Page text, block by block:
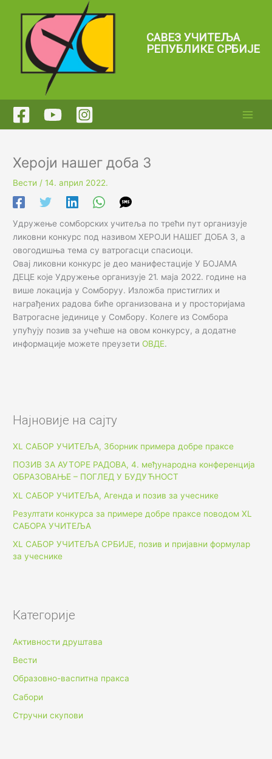
садржај
САВЕЗ УЧИТЕЉА
РЕПУБЛИКЕ СРБИЈЕ
Хероји нашег доба 3
Вести /14. април 2022.
Удружење сомборских учитеља по трећи пут организује
ликовни конкурс под називом ХЕРОЈИ НАШЕГ ДОБА 3, а
овогодишња тема су ватрогасци спасиоци.
Овај ликовни конкурс је део манифестације У БОЈАМА
ДЕЦЕ које Удружење организује 21. маја 2022. године на
више локација у Сомборуу. Изложба пристиглих и
награђених радова биће организована и у просторијама
Ватрогасне јединице у Сомбору. Колеге из Сомбора
упућују позив за учећше на овом конкурсу, а додатне
информације можете преузети ОВДЕ.
Најновије на сајту
XL САБОР УЧИТЕЉА, Зборник примера добре праксе
ПОЗИВ ЗА АУТОРЕ РАДОВА, 4. међународна конференција
ОБРАЗОВАЊЕ – ПОГЛЕД У БУДУЋНОСТ
XL САБОР УЧИТЕЉА, Агенда и позив за учеснике
Резултати конкурса за примере добре праксе поводом XL
САБОРА УЧИТЕЉА
XL САБОР УЧИТЕЉА СРБИЈЕ, позив и пријавни формулар
за учеснике
Категорије
Активности друштава
Вести
Образовно-васпитна пракса
Сабори
Стручни скупови